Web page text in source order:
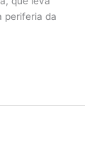
periferia da